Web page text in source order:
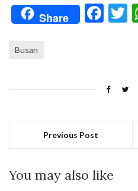
Share
Busan
Previous Post
You may also like